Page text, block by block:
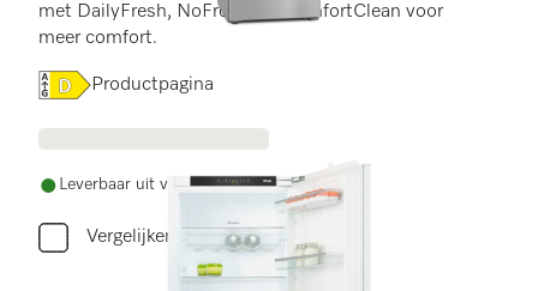
met DailyFresh, NoFrost em ComfortClean voor
meer comfort.
Online Label Flag, Energielabel
Productpagina
Leverbaar uit voorraad met gratis levering
Vergelijken